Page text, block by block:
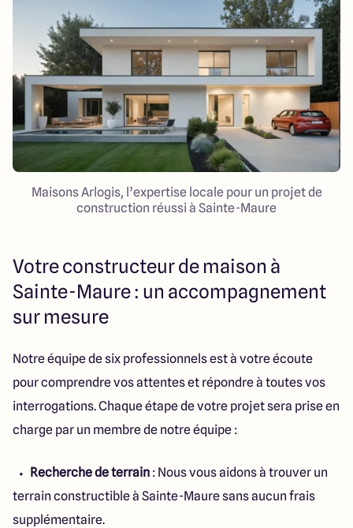
Maisons Arlogis, l’expertise locale pour un projet de
construction réussi à Sainte-Maure
Votre constructeur de maison à
Sainte-Maure : un accompagnement
sur mesure
Notre équipe de six professionnels est à votre écoute
pour comprendre vos attentes et répondre à toutes vos
interrogations. Chaque étape de votre projet sera prise en
charge par un membre de notre équipe :
Recherche de terrain : Nous vous aidons à trouver un
terrain constructible à Sainte-Maure sans aucun frais
supplémentaire.